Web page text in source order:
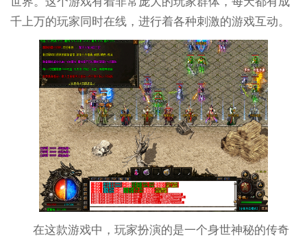
千上万的玩家同时在线，进行着各种刺激的游戏互动。
在这款游戏中，玩家扮演的是一个身世神秘的传奇